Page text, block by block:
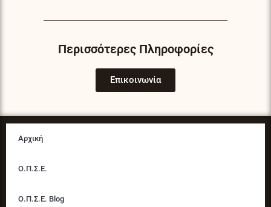
e
o
o
k
t
g
r
a
m
Περισσότερες Πληροφορίες
Επικοινωνία
Αρχική
Ο.Π.Σ.Ε.
Ο.Π.Σ.Ε. Blog